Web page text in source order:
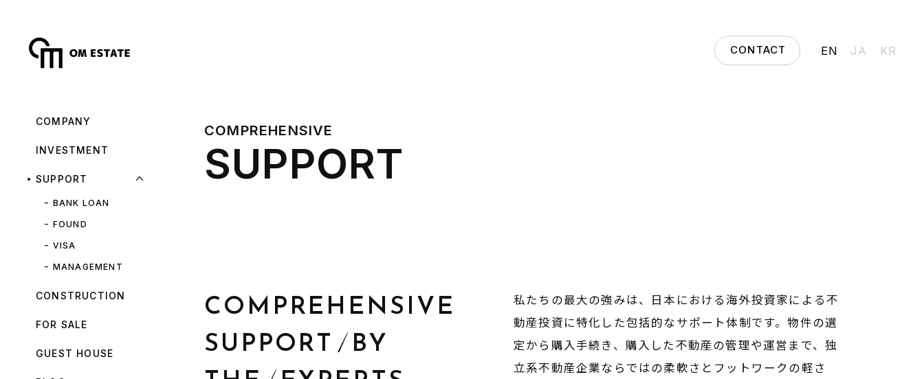
EN JA KR
COMPANY
INVESTMENT
SUPPORT
BANK LOAN
FOUND
VISA
MANAGEMENT
CONSTRUCTION
FOR SALE
GUEST HOUSE
CONTACT
COMPREHENSIVE
SUPPORT
COMPREHENSIVE
SUPPORT _ BY
私たちの最大の強みは、日本における海外投資家による不
動産投資に特化した包括的なサポート体制です。物件の選
定から購入手続き、購入した不動産の管理や運営まで、独
立系不動産企業ならではの柔軟さとフットワークの軽さ